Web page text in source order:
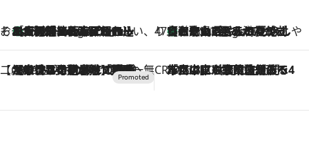
そおだよおこの関西おいしい、おやつ紀行6 Hours Ago
［大阪府箕面市］一皿一皿目の前で仕上げられる、料理を巧みに組み込んだアシェットデセールコース「ミチル アシェット デセール（Michiru assiette dessert）」 47都道府県の手みやげ ひんやりスイーツで夏を満喫
6 Hours Ago
【和歌山県】この夏絶対食べたい 冷やしておいしいおやつ3選 みかんがごろっと丸ごと入ったジュレ
【CREA×星野リゾート】唯一無二。癒しと発見が待つ場所へ
2026.8.7
【トンボの足水浴】ヒノキの香りに包まれて涼感マックス！約13℃の湧水かけ流しを避暑地「星野温泉 トンボの湯」で体験 CREA'S CHOICE
2026.8.7
「立川にも歌舞伎があるんだよ」 片岡仁左衛門・市川中車ら豪華座組みで4年目の立川立飛歌舞伎へ